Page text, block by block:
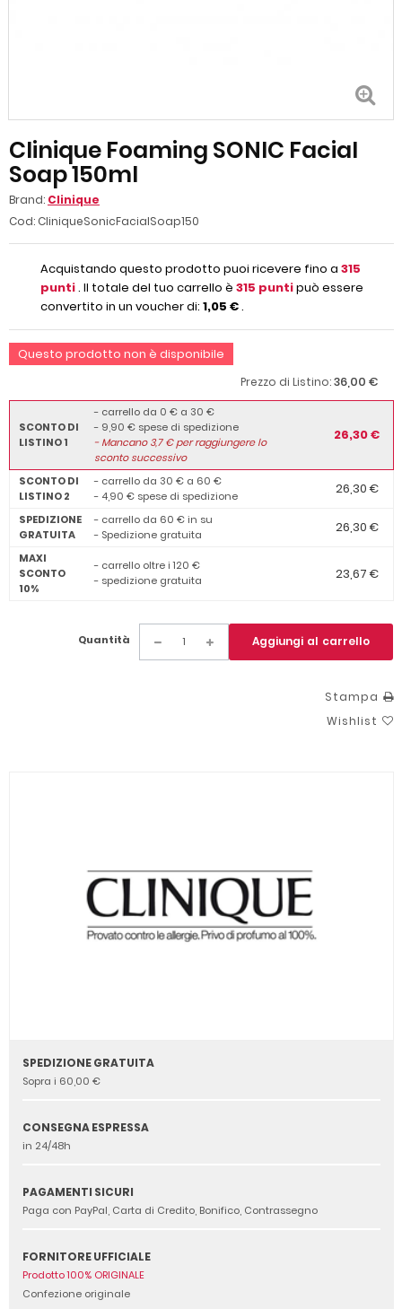
Clinique Foaming SONIC Facial
Soap 150ml
Brand: Clinique
Cod: CliniqueSonicFacialSoap150
Acquistando questo prodotto puoi ricevere fino a 315
punti. Il totale del tuo carrello è 315 puntipuò essere
convertito in un voucher di: 1,05 €.
Questo prodotto non è disponibile
Prezzo di Listino:36,00 €
SCONTO DI
LISTINO 1
- carrello da 0 € a 30 €
- 9,90 € spese di spedizione
-Mancano3,7€ per raggiungere lo
sconto successivo
26,30 €
SCONTO DI
LISTINO 2
- carrello da 30 € a 60 €
- 4,90 € spese di spedizione
26,30 €
SPEDIZIONE
GRATUITA
- carrello da 60 € in su
- Spedizione gratuita
26,30 €
MAXI
SCONTO
10%
- carrello oltre i 120 €
- spedizione gratuita
23,67 €
Quantità Aggiungi al carrello
Stampa
Wishlist
SPEDIZIONE GRATUITA
Sopra i 60,00 €
CONSEGNA ESPRESSA
in 24/48h
PAGAMENTI SICURI
Paga con PayPal, Carta di Credito, Bonifico, Contrassegno
FORNITORE UFFICIALE
Prodotto 100% ORIGINALE
Confezione originale